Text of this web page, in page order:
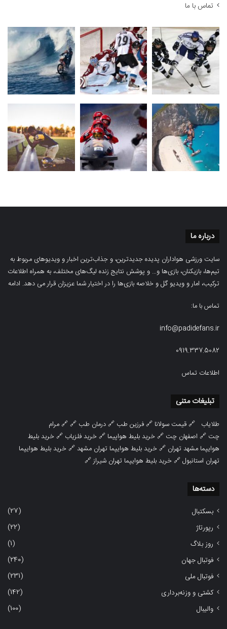
تماس با ما
درباره ما
سایت ورزشی هواداران پدیده جدیدترین، و جذاب‌ترین اخبار و ویدیوهای مربوط به
تیم‌ها، بازیکنان، بازی‌ها و… و پوشش نتایج زنده لیگ‌های مختلف، به همراه اطلاعات
ترکیب، امار و ویدیو‌‌ گل‌ و خلاصه بازی‌ها را در اختیار شما عزیزان قرار می دهد. ادامه
تماس با ما:
info@padidefans.ir
0919.337.5082
اطلاعات تماس
تبلیغات متنی
طلایاب 🔗قیمت سولانا 🔗فرزین طب 🔗درمان طب 🔗 🔗مرام
چت 🔗 اصفهان چت 🔗خرید بلیط هواپیما 🔗خرید فلزیاب 🔗خرید بلیط
هوایپما مشهد تهران 🔗خرید بلیط هوایپما تهران مشهد🔗خرید بلیط هوایپما
تهران استانبول🔗خرید بلیط هوایپما تهران شیراز🔗
دسته‌ها
بسکتبال
(27)
رپورتاژ
(22)
روز بلاگ
(1)
فوتبال جهان
(240)
فوتبال ملی
(231)
کشتی و وزنه‌برداری
(142)
والیبال
(100)